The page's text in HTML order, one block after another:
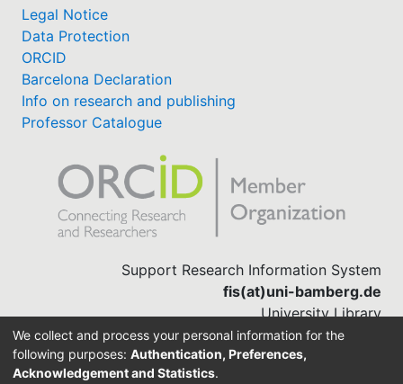
Legal Notice
Data Protection
ORCID
Barcelona Declaration
Info on research and publishing
Professor Catalogue
Support Research Information System
fis(at)uni-bamberg.de
University Library
(0951) 863-1568
We collect and process your personal information for the
following purposes: Authentication, Preferences,
Acknowledgement and Statistics.